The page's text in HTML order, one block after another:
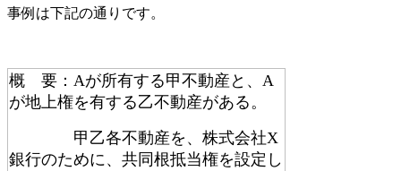
事例は下記の通りです。
概 要：Aが所有する甲不動産と、A
が地上権を有する乙不動産がある。
甲乙各不動産を、 株式会社X
銀行のために、 共同根抵当権を設定し